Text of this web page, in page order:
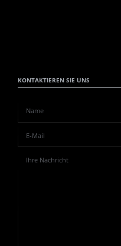
KONTAKTIEREN SIE UNS